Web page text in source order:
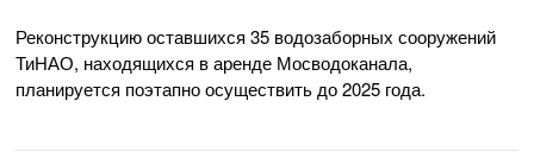
Реконструкцию оставшихся 35 водозаборных сооружений
ТиНАО, находящихся в аренде Мосводоканала,
планируется поэтапно осуществить до 2025 года.